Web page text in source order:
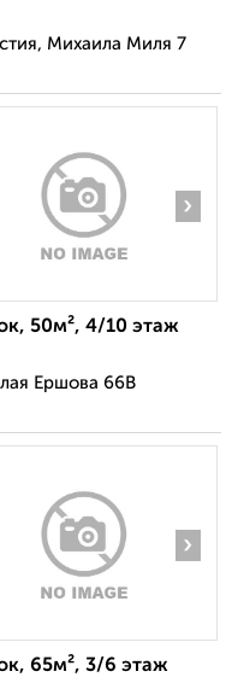
Михаила Миля 7
›
50м², 4/10 этаж
Ершова 66В
›
65м², 3/6 этаж